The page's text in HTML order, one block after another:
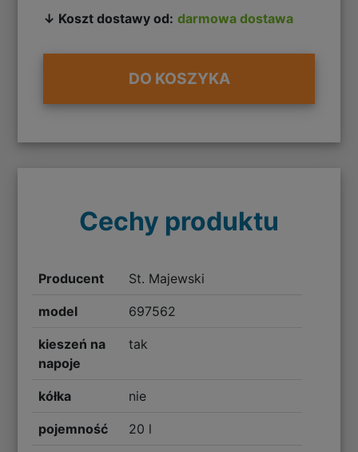
↓ Koszt dostawy od: darmowa dostawa
DO KOSZYKA
Cechy produktu
Producent St. Majewski
model 697562
kieszeń na
napoje
tak
kółka nie
pojemność 20 l